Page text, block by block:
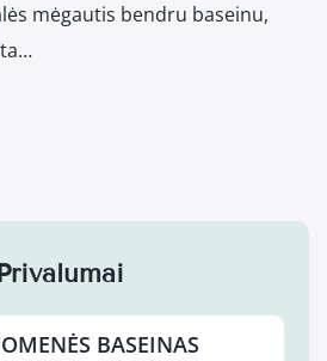
mėgautis bendru baseinu,
BASEINAS